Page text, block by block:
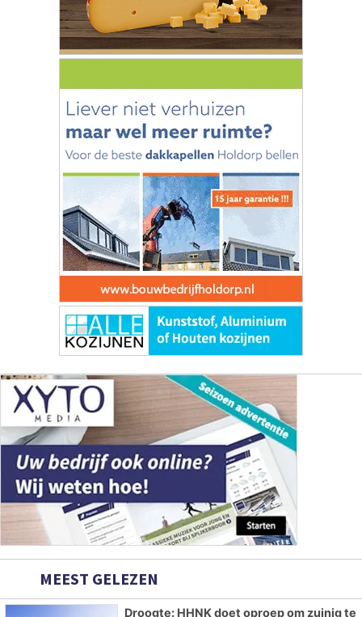
MEEST GELEZEN
Droogte: HHNK doet oproep om zuinig te